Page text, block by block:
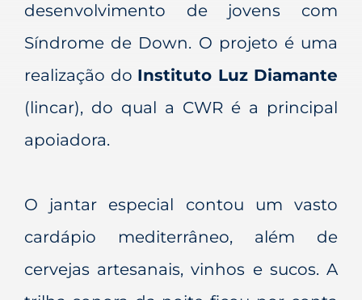
desenvolvimento de jovens com
Síndrome de Down. O projeto é uma
realização do Instituto Luz Diamante
(lincar), do qual a CWR é a principal
apoiadora.
O jantar especial contou um vasto
cardápio mediterrâneo, além de
cervejas artesanais, vinhos e sucos. A